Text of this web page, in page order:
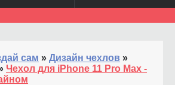
сам » Дизайн чехлов »
Чехол для iPhone 11 Pro Max -